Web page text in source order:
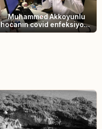
Muhammed Akkoyunlu
hocanın covid enfeksiyonu
tedavi sürecinde